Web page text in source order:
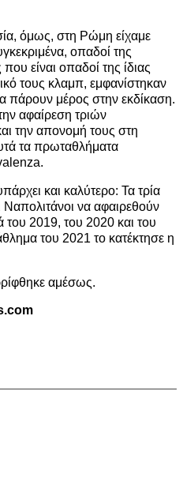
όμως, στη Ρώμη είχαμε
οπαδοί της
είναι οπαδοί της ίδιας
τους κλαμπ, εμφανίστηκαν
πάρουν μέρος στην εκδίκαση.
αφαίρεση τριών
την απονομή τους στη
τα πρωταθλήματα
και καλύτερο: Τα τρία
να αφαιρεθούν
του 2019, του 2020 και του
του 2021 το κατέκτησε η
αμέσως.